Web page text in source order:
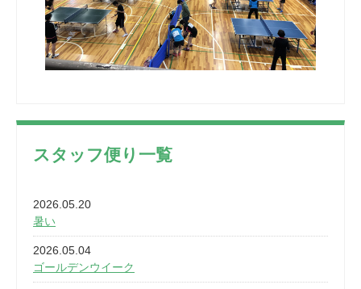
スタッフ便り一覧
2026.05.20
暑い
2026.05.04
ゴールデンウイーク